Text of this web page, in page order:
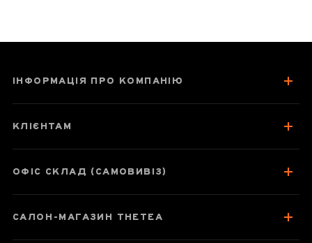
ІНФОРМАЦІЯ ПРО КОМПАНІЮ
КЛІЄНТАМ
ОФІС СКЛАД (САМОВИВІЗ)
САЛОН-МАГАЗИН THETEA